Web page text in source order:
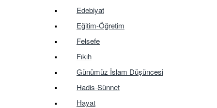
Edebiyat
Eğitim-Öğretim
Felsefe
Fıkıh
Günümüz İslam Düşüncesi
Hadis-Sünnet
Hayat